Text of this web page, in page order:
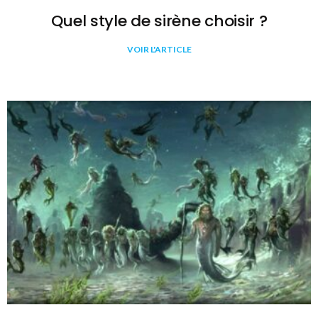
Quel style de sirène choisir ?
VOIR L'ARTICLE